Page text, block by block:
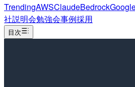
TrendingAWSClaudeBedrock
社説明会勉強会事例採用
目次